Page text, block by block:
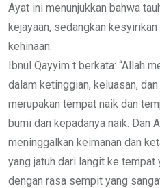
Ayat ini menunjukkan bahwa
kejayaan, sedangkan
kehinaan.
Ibnul Qayyim t berkata: “Allah
dalam ketinggian, keluasan,
merupakan tempat naik dan
bumi dan kepadanya naik. Dan
meninggalkan keimanan dan
yang jatuh dari langit ke tempat
dengan rasa sempit yang